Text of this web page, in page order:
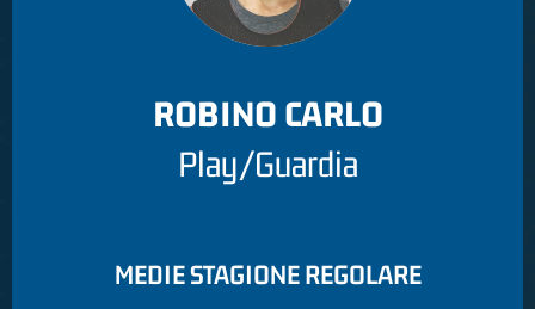
ROBINO CARLO
Play/Guardia
MEDIE STAGIONE REGOLARE